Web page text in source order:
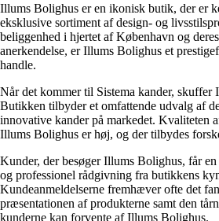
Illums Bolighus er en ikonisk butik, der er
eksklusive sortiment af design- og
beliggenhed i hjertet af København og
anerkendelse, er Illums Bolighus et
handle.
Når det kommer til Sistema kander,
Butikken tilbyder et omfattende udvalg af
innovative kander på markedet. Kvaliteten
Illums Bolighus er høj, og der tilbydes
Kunder, der besøger Illums Bolighus, får
og professionel rådgivning fra butikkens
Kundeanmeldelserne fremhæver ofte det
præsentationen af ​​produkterne samt den
kunderne kan forvente af Illums Bolighus.